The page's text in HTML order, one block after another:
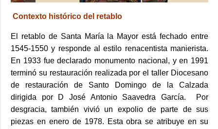
Contexto histórico del retablo
El retablo de Santa María la Mayor está fechado entre
1545-1550 y responde al estilo renacentista manierista.
En 1933 fue declarado monumento nacional, y en 1991
terminó su restauración realizada por el taller Diocesano
de restauración de Santo Domingo de la Calzada
dirigida por D José Antonio Saavedra García. Por
desgracia, también vivió un expolio de parte de sus
piezas en enero de 1978. Esta obra se atribuye en su